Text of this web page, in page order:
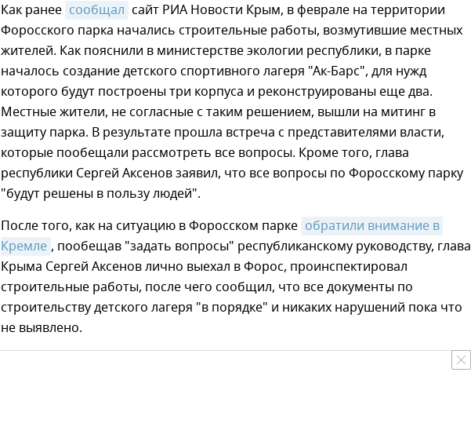
Как ранее сообщал сайт РИА Новости Крым, в феврале на территории
Форосского парка начались строительные работы, возмутившие местных
жителей. Как пояснили в министерстве экологии республики, в парке
началось создание детского спортивного лагеря "Ак-Барс", для нужд
которого будут построены три корпуса и реконструированы еще два.
Местные жители, не согласные с таким решением, вышли на митинг в
защиту парка. В результате прошла встреча с представителями власти,
которые пообещали рассмотреть все вопросы. Кроме того, глава
республики Сергей Аксенов заявил, что все вопросы по Форосскому парку
"будут решены в пользу людей".
После того, как на ситуацию в Форосском парке обратили внимание в
Кремле , пообещав "задать вопросы" республиканскому руководству, глава
Крыма Сергей Аксенов лично выехал в Форос, проинспектировал
строительные работы, после чего сообщил, что все документы по
строительству детского лагеря "в порядке" и никаких нарушений пока что
не выявлено.